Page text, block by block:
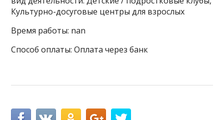
Культурно-досуговые центры для взрослых
Время работы: nan
Способ оплаты: Оплата через банк